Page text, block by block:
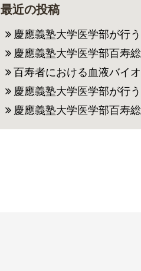
最近の投稿
慶應義塾大学医学部が行
慶應義塾大学医学部百寿総合研究センターが行う
百寿者における血液バイオマ
慶應義塾大学医学部が行
慶應義塾大学医学部百寿総合研究センター（旧老